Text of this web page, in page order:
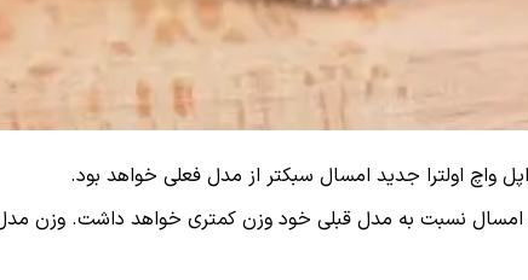
واچ اولترا جدید امسال سبکتر از مدل فعلی خواهد بود.